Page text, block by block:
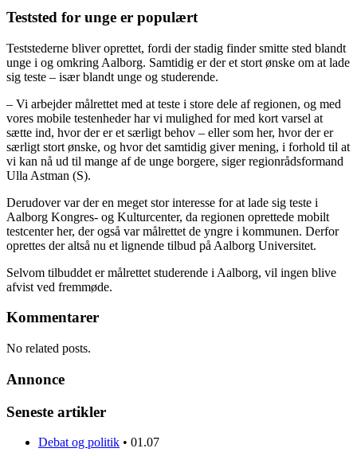
Teststed for unge er populært
Teststederne bliver oprettet, fordi der stadig finder smitte sted blandt
unge i og omkring Aalborg. Samtidig er der et stort ønske om at lade
sig teste – især blandt unge og studerende.
– Vi arbejder målrettet med at teste i store dele af regionen, og med
vores mobile testenheder har vi mulighed for med kort varsel at
sætte ind, hvor der er et særligt behov – eller som her, hvor der er
særligt stort ønske, og hvor det samtidig giver mening, i forhold til at
vi kan nå ud til mange af de unge borgere, siger regionrådsformand
Ulla Astman (S).
Derudover var der en meget stor interesse for at lade sig teste i
Aalborg Kongres- og Kulturcenter, da regionen oprettede mobilt
testcenter her, der også var målrettet de yngre i kommunen. Derfor
oprettes der altså nu et lignende tilbud på Aalborg Universitet.
Selvom tilbuddet er målrettet studerende i Aalborg, vil ingen blive
afvist ved fremmøde.
Kommentarer
No related posts.
Annonce
Seneste artikler
Debat og politik • 01.07